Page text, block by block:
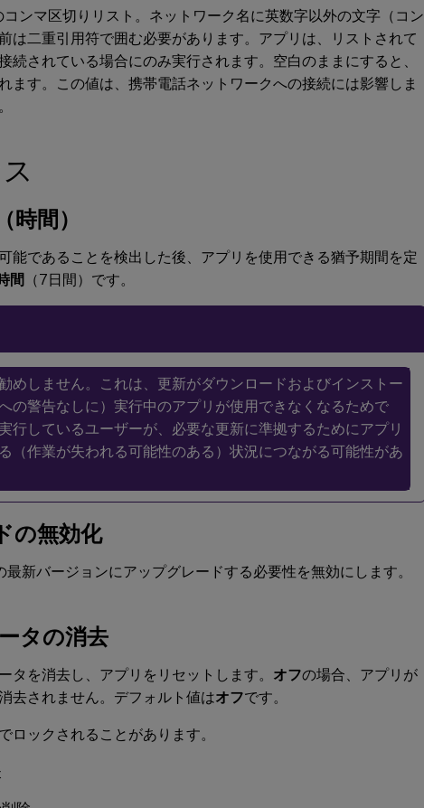
ンマ区切りリスト。ネットワーク名に英数字以外の文字（コン
は二重引用符で囲む必要があります。アプリは、リストされて
続されている場合にのみ実行されます。空白のままにすると、
ます。この値は、携帯電話ネットワークへの接続には影響しま
間）
能であることを検出した後、アプリを使用できる猶予期間を定
間 （7日間）です。
めしません。これは、更新がダウンロードおよびインストー
の警告なしに）実行中のアプリが使用できなくなるためで
行しているユーザーが、必要な更新に準拠するためにアプリ
（作業が失われる可能性のある）状況につながる可能性があ
の無効化
新バージョンにアップグレードする必要性を無効にします。
タの消去
タを消去し、アプリをリセットします。 オフの場合、アプリが
去されません。デフォルト値はオフです。
ロックされることがあります。